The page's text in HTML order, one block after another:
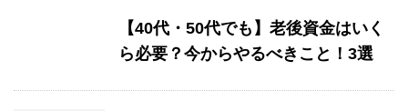
【40代・50代でも】老後資金はいく
ら必要？今からやるべきこと！3選